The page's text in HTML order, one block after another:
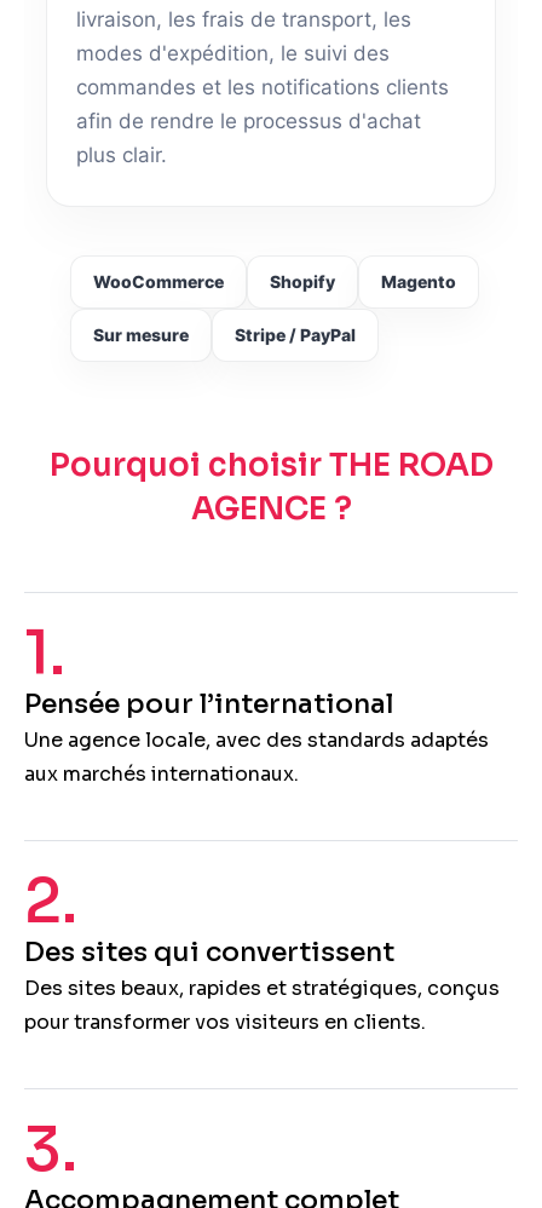
livraison, les frais de transport, les
modes d'expédition, le suivi des
commandes et les notifications clients
afin de rendre le processus d'achat
plus clair.
WooCommerce Shopify Magento
Sur mesure Stripe / PayPal
Pourquoi choisir THE ROAD
AGENCE ?
1.
Pensée pour l’international
Une agence locale, avec des standards adaptés
aux marchés internationaux.
2.
Des sites qui convertissent
Des sites beaux, rapides et stratégiques, conçus
pour transformer vos visiteurs en clients.
3.
Accompagnement complet